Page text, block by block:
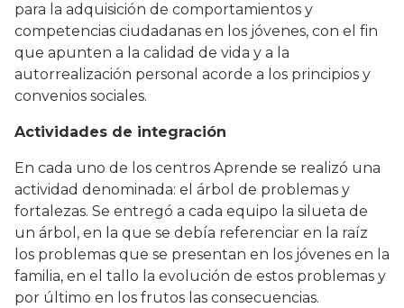
para la adquisición de comportamientos y
competencias ciudadanas en los jóvenes, con el fin
que apunten a la calidad de vida y a la
autorrealización personal acorde a los principios y
convenios sociales.
Actividades de integración
En cada uno de los centros Aprende se realizó una
actividad denominada: el árbol de problemas y
fortalezas. Se entregó a cada equipo la silueta de
un árbol, en la que se debía referenciar en la raíz
los problemas que se presentan en los jóvenes en la
familia, en el tallo la evolución de estos problemas y
por último en los frutos las consecuencias.